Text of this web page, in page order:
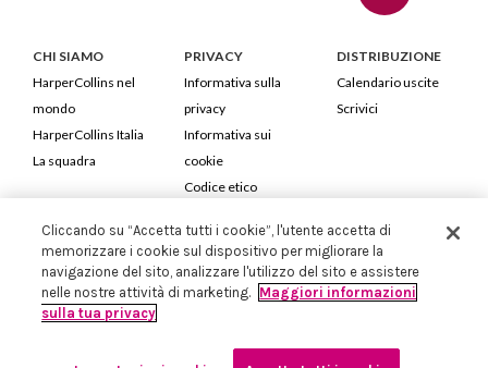
CHI SIAMO
HarperCollins nel
mondo
HarperCollins Italia
La squadra
PRIVACY
Informativa sulla
privacy
Informativa sui
cookie
Codice etico
DISTRIBUZIONE
Calendario uscite
Scrivici
HarperCollins Italia S.p.A. Viale Monte Nero, 84 - 20135 Milano
Cod. Fiscale e P.IVA 05946780151 - Capitale Sociale 258.250 €
Iscritta in Milano al Registro delle imprese nr.198004 e REA nr.1051898
Cliccando su “Accetta tutti i cookie”, l'utente accetta di
memorizzare i cookie sul dispositivo per migliorare la
navigazione del sito, analizzare l'utilizzo del sito e assistere
nelle nostre attività di marketing. Maggiori informazioni
sulla tua privacy